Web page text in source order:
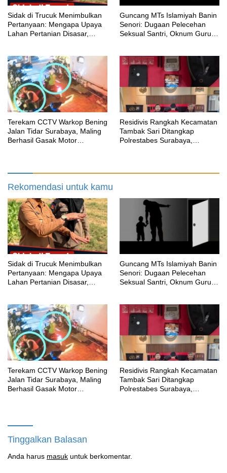
‎Sidak di Trucuk Menimbulkan
Pertanyaan: Mengapa Upaya
Lahan Pertanian Disasar,
Guncang MTs Islamiyah Banin
Senori: Dugaan Pelecehan
Seksual Santri, Oknum Guru
Terekam CCTV Warkop Bening
Jalan Tidar Surabaya, Maling
Berhasil Gasak Motor
Residivis Rangkah Kecamatan
Tambak Sari Ditangkap
Polrestabes Surabaya,
Rekomendasi untuk kamu
‎Sidak di Trucuk Menimbulkan
Pertanyaan: Mengapa Upaya
Lahan Pertanian Disasar,
Guncang MTs Islamiyah Banin
Senori: Dugaan Pelecehan
Seksual Santri, Oknum Guru
Terekam CCTV Warkop Bening
Jalan Tidar Surabaya, Maling
Berhasil Gasak Motor
Residivis Rangkah Kecamatan
Tambak Sari Ditangkap
Polrestabes Surabaya,
Tinggalkan Balasan
Anda harus masuk untuk berkomentar.